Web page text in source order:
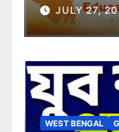
JULY 27,
WEST BENGAL